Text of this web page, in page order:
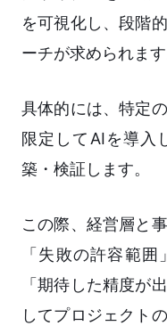
を可視化し、段階
ーチが求められます
具体的には、特定
限定してAIを導入
築・検証します。
この際、経営層と
「失敗の許容範囲
「期待した精度が
してプロジェクト